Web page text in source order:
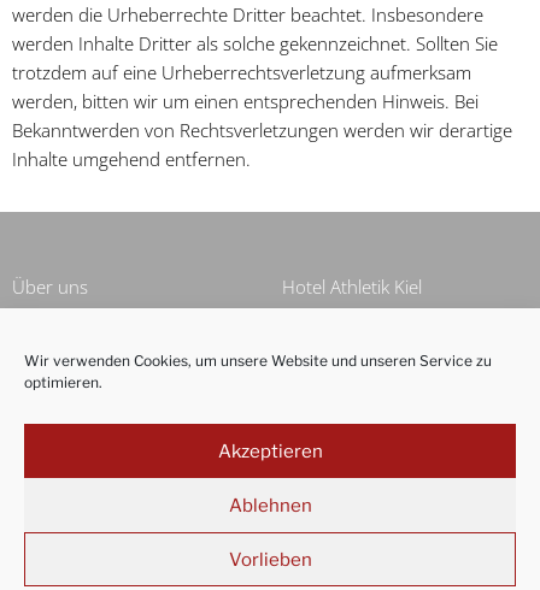
Wir verwenden Cookies, um unsere Website und unseren Service zu
optimieren.
Akzeptieren
Ablehnen
Vorlieben
werden die Urheberrechte Dritter beachtet. Insbesondere
werden Inhalte Dritter als solche gekennzeichnet. Sollten Sie
trotzdem auf eine Urheberrechtsverletzung aufmerksam
werden, bitten wir um einen entsprechenden Hinweis. Bei
Bekanntwerden von Rechtsverletzungen werden wir derartige
Inhalte umgehend entfernen.
Über uns
Zimmer
Kontakt
Datenschutz
Hotel Athletik Kiel
Rehmkamp 1
Mail:info@hotel-athletik.de
Fax: +49 (0) 431 55607291